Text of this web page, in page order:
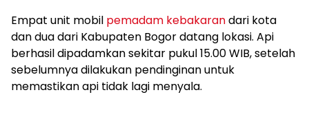
Empat unit mobil pemadam kebakarandari kota
dan dua dari Kabupaten Bogor datang lokasi. Api
berhasil dipadamkan sekitar pukul 15.00 WIB, setelah
sebelumnya dilakukan pendinginan untuk
memastikan api tidak lagi menyala.